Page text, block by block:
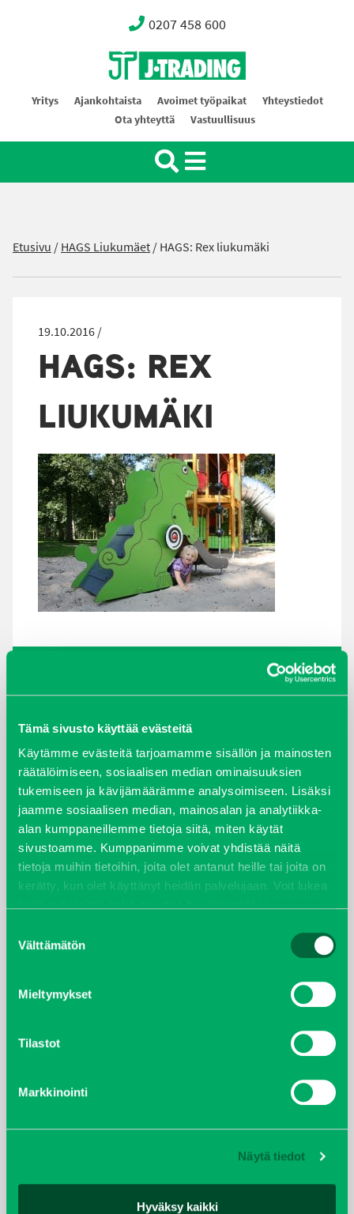
Tämä sivusto käyttää evästeitä
Käytämme evästeitä tarjoamamme sisällön ja mainosten
räätälöimiseen, sosiaalisen median ominaisuuksien
tukemiseen ja kävijämäärämme analysoimiseen. Lisäksi
jaamme sosiaalisen median, mainosalan ja analytiikka-
alan kumppaneillemme tietoja siitä, miten käytät
sivustoamme. Kumppanimme voivat yhdistää näitä
tietoja muihin tietoihin, joita olet antanut heille tai joita on
kerätty, kun olet käyttänyt heidän palvelujaan. Voit lukea
valinta
Välttämätön
Mieltymykset
Tilastot
Markkinointi
Näytä tiedot
Hyväksy kaikki
0207 458 600
Oy J-Trading Ab
Yritys Ajankohtaista Avoimet työpaikat
Yhteystiedot
Ota yhteyttä
Vastuullisuus
Etusivu /HAGS Liukumäet/HAGS: Rex liukumäki
19.10.2016 /
HAGS: REX
LIUKUMÄKI
maaliskuu 2026
syyskuu 2023
joulukuu 2022
huhtikuu 2022
helmikuu 2022
joulukuu 2021
helmikuu 2020
joulukuu 2019